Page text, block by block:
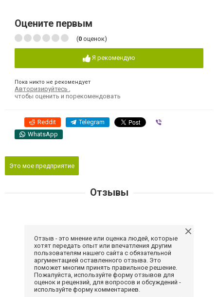
Оцените первым
(0 оценок)
Я рекомендую
Пока никто не рекомендует
Авторизируйтесь
чтобы оценить и порекомендовать
Reddit Telegram
WhatsApp
Это мое предприятие
Отзывы
Отзыв - это мнение или оценка людей, которые
хотят передать опыт или впечатления другим
пользователям нашего сайта с обязательной
аргументацией оставленного отзыва. Это
поможет многим принять правильное решение.
Пожалуйста, используйте форму отзывов для
оценок и рецензий, для вопросов и обсуждений -
используйте форму комментариев.